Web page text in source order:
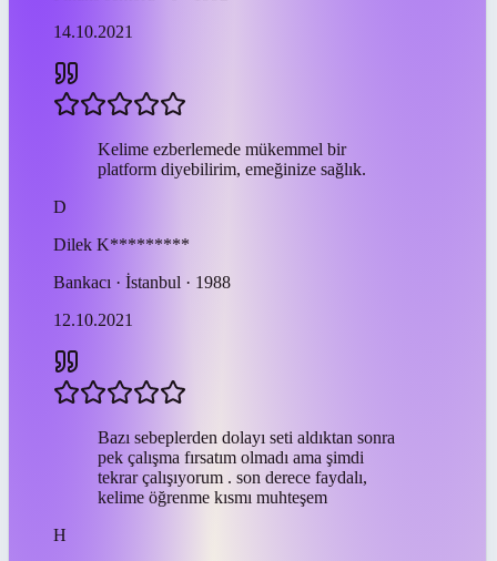
14.10.2021
Kelime ezberlemede mükemmel bir
platform diyebilirim, emeğinize sağlık.
D
Dilek K*********
Bankacı · İstanbul · 1988
12.10.2021
Bazı sebeplerden dolayı seti aldıktan sonra
pek çalışma fırsatım olmadı ama şimdi
tekrar çalışıyorum . son derece faydalı,
kelime öğrenme kısmı muhteşem
H